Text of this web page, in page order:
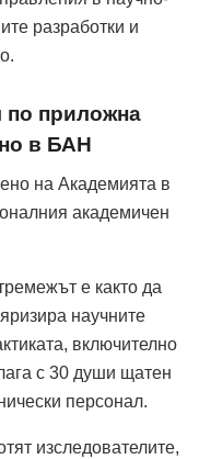
разработки и
по приложна
в БАН
на Академията в
академичен
е както да
научните
включително
с 30 души щатен
персонал.
изследователите,